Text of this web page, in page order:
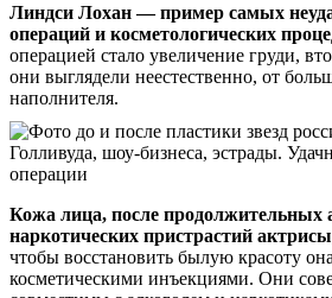
Линдси Лохан — пример самых
операций и косметологических
операцией стало увеличение груди,
они выглядели неестественно, от
наполнителя.
Кожа лица, после продолжительных
наркотических пристрастий
чтобы восстановить былую красоту
косметическими инъекциями. Они